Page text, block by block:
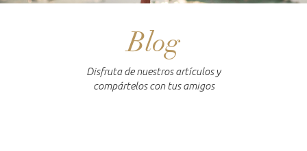
Blog
Disfruta de nuestros artículos y
compártelos con tus amigos